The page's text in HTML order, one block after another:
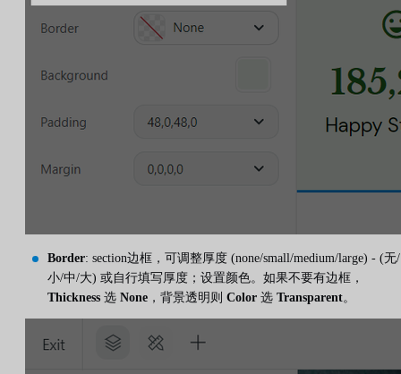
Border: section边框，可调整厚度 (none/small/medium/large) - (无/
小/中/大) 或自行填写厚度；设置颜色。如果不要有边框，
Thickness 选 None ，背景透明则 Color 选 Transparent。